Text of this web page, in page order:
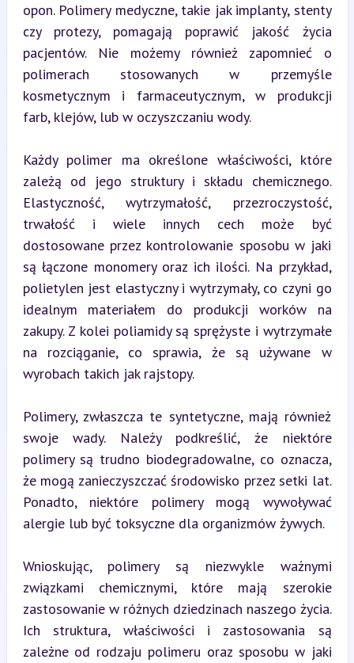
opon. Polimery medyczne, takie jak implanty, stenty
czy protezy, pomagają poprawić jakość życia
pacjentów. Nie możemy również zapomnieć o
polimerach stosowanych w przemyśle
kosmetycznym i farmaceutycznym, w produkcji
farb, klejów, lub w oczyszczaniu wody.
Każdy polimer ma określone właściwości, które
zależą od jego struktury i składu chemicznego.
Elastyczność, wytrzymałość, przezroczystość,
trwałość i wiele innych cech może być
dostosowane przez kontrolowanie sposobu w jaki
są łączone monomery oraz ich ilości. Na przykład,
polietylen jest elastyczny i wytrzymały, co czyni go
idealnym materiałem do produkcji worków na
zakupy. Z kolei poliamidy są sprężyste i wytrzymałe
na rozciąganie, co sprawia, że są używane w
wyrobach takich jak rajstopy.
Polimery, zwłaszcza te syntetyczne, mają również
swoje wady. Należy podkreślić, że niektóre
polimery są trudno biodegradowalne, co oznacza,
że mogą zanieczyszczać środowisko przez setki lat.
Ponadto, niektóre polimery mogą wywoływać
alergie lub być toksyczne dla organizmów żywych.
Wnioskując, polimery są niezwykle ważnymi
związkami chemicznymi, które mają szerokie
zastosowanie w różnych dziedzinach naszego życia.
Ich struktura, właściwości i zastosowania są
zależne od rodzaju polimeru oraz sposobu w jaki